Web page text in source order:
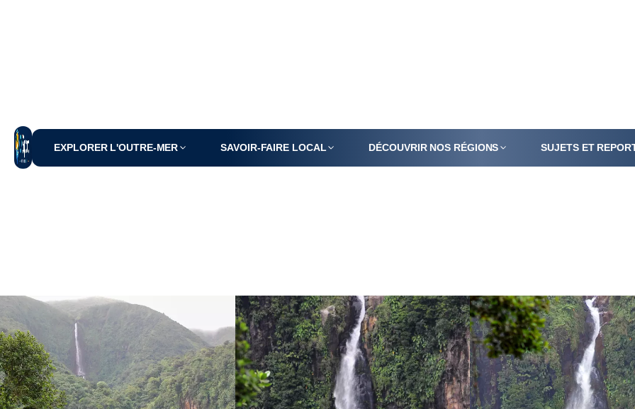
EXPLORER L'OUTRE-MER
LA FLORE
SAVOIR-FAIRE LOCAL DÉCOUVRIR NOS RÉGIONS SUJETS ET